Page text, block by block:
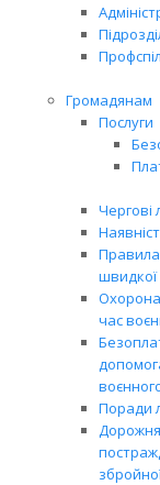
Громадянам
Послуги
Чергові
час
Поради